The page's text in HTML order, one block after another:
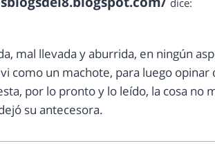
mal llevada y aburrida, en ningún
como un machote, para luego
por lo pronto y lo leído, la cosa no
su antecesora.